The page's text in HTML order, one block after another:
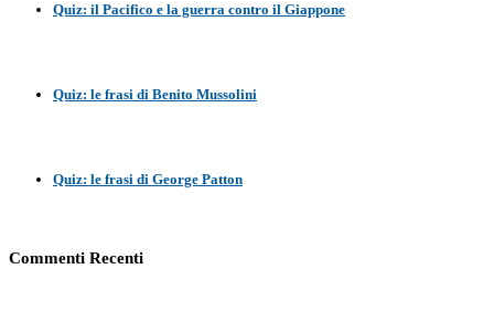
Quiz: il Pacifico e la guerra contro il Giappone
Quiz: le frasi di Benito Mussolini
Quiz: le frasi di George Patton
Commenti Recenti